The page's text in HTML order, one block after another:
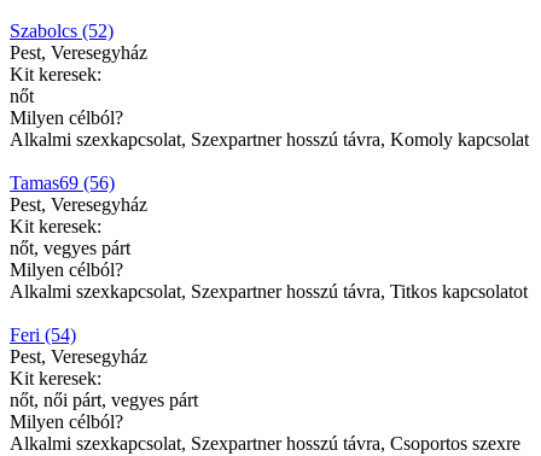
Szabolcs (52)
Pest, Veresegyház
Kit keresek:
nőt
Milyen célból?
Alkalmi szexkapcsolat, Szexpartner hosszú távra, Komoly kapcsolat
Tamas69 (56)
Pest, Veresegyház
Kit keresek:
nőt, vegyes párt
Milyen célból?
Alkalmi szexkapcsolat, Szexpartner hosszú távra, Titkos kapcsolatot
Feri (54)
Pest, Veresegyház
Kit keresek:
nőt, női párt, vegyes párt
Milyen célból?
Alkalmi szexkapcsolat, Szexpartner hosszú távra, Csoportos szexre